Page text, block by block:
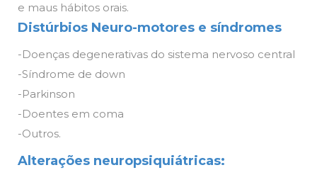
e maus hábitos orais.
Distúrbios Neuro-motores e síndromes
-Doenças degenerativas do sistema nervoso central
-Síndrome de down
-Parkinson
-Doentes em coma
-Outros.
Alterações neuropsiquiátricas: